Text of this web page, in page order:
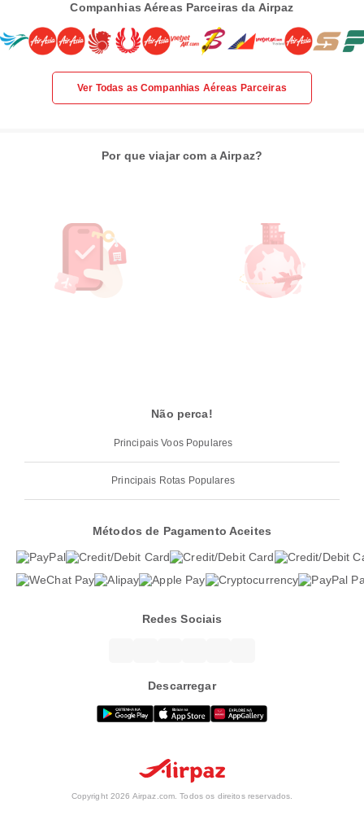
Companhias Aéreas Parceiras da Airpaz
Ver Todas as Companhias Aéreas Parceiras
Por que viajar com a Airpaz?
Não perca!
Principais Voos Populares
Principais Rotas Populares
Métodos de Pagamento Aceites
Redes Sociais
Descarregar
Copyright 2026 Airpaz.com. Todos os direitos reservados.